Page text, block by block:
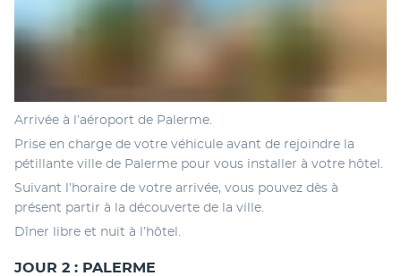
Arrivée à l’aéroport de Palerme.
Prise en charge de votre véhicule avant de rejoindre la
pétillante ville de Palerme pour vous installer à votre hôtel.
Suivant l’horaire de votre arrivée, vous pouvez dès à
présent partir à la découverte de la ville.
Dîner libre et nuit à l’hôtel.
JOUR 2 : PALERME